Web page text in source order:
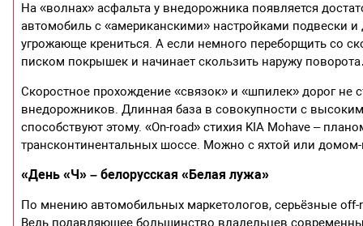
На «волнах» асфальта у внедорожника появляется
автомобиль с «американскими» настройками подвески
угрожающе крениться. А если немного переборщить со
писком покрышек и начинает скользить наружу
Скоростное прохождение «связок» и «шпилек» дорог не
внедорожников. Длинная база в совокупности с
способствуют этому. «On-road» стихия KIA Mohave –
трансконтинентальных шоссе. Можно с яхтой или
«День «Ч» – белорусская «Белая лужа»
По мнению автомобильных маркетологов, серьёзные
Ведь подавляющее большинство владельцев